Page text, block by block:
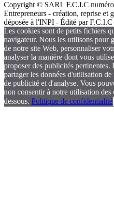
Copyright © SARL F.C.I.C
Entrepreneurs - création, reprise et
déposée à l'INPI - Édité par
Les cookies sont de petits fichiers
navigateur. Nous les utilisons pour
de notre site Web, personnaliser
analyser la manière dont vous
proposer des publicités pertinentes.
partager les données d'utilisation
de publicité et d'analyse. Vous
non consentir à notre utilisation
dessous. Politique de confidentialité